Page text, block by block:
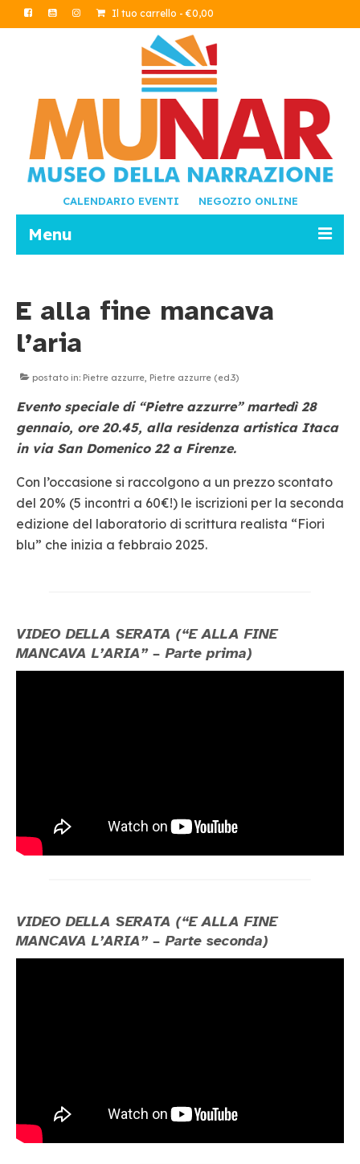
Il tuo carrello - €0,00
CALENDARIO EVENTI NEGOZIO ONLINE
Menu
SCRITTURA
AMBIENTE
CINEMA
ARTE
CUCINA
E alla fine mancava
l’aria
postato in: Pietre azzurre, Pietre azzurre (ed.3)
Evento speciale di “Pietre azzurre” martedì 28
gennaio, ore 20.45, alla residenza artistica Itaca
in via San Domenico 22 a Firenze.
Con l’occasione si raccolgono a un prezzo scontato
del 20% (5 incontri a 60€!) le iscrizioni per la seconda
edizione del laboratorio di scrittura realista “Fiori
blu” che inizia a febbraio 2025.
VIDEO DELLA SERATA (“E ALLA FINE
MANCAVA L’ARIA” – Parte prima)
VIDEO DELLA SERATA (“E ALLA FINE
MANCAVA L’ARIA” – Parte seconda)